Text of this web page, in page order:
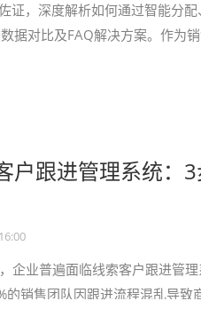
，深度解析如何通过智能分
据对比及FAQ解决方案。作为
户跟进管理系统：
企业普遍面临线索客户跟进管理
销售团队因跟进流程混乱导致